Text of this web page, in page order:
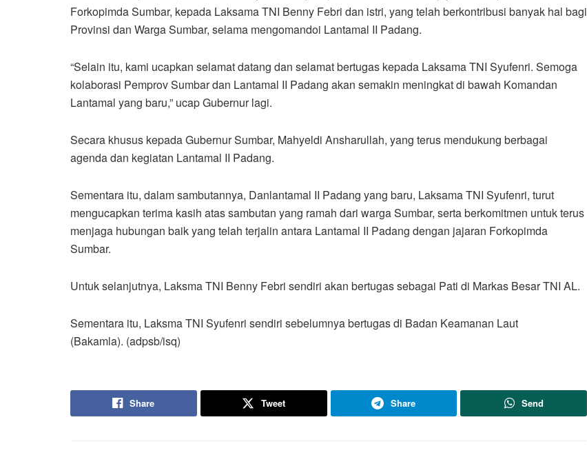
Forkopimda Sumbar, kepada Laksama TNI Benny Febri dan istri, yang telah berkontribusi banyak hal bagi
Provinsi dan Warga Sumbar, selama mengomandoi Lantamal II Padang.
“Selain itu, kami ucapkan selamat datang dan selamat bertugas kepada Laksama TNI Syufenri. Semoga
kolaborasi Pemprov Sumbar dan Lantamal II Padang akan semakin meningkat di bawah Komandan
Lantamal yang baru,” ucap Gubernur lagi.
Secara khusus kepada Gubernur Sumbar, Mahyeldi Ansharullah, yang terus mendukung berbagai
agenda dan kegiatan Lantamal II Padang.
Sementara itu, dalam sambutannya, Danlantamal II Padang yang baru, Laksama TNI Syufenri, turut
mengucapkan terima kasih atas sambutan yang ramah dari warga Sumbar, serta berkomitmen untuk terus
menjaga hubungan baik yang telah terjalin antara Lantamal II Padang dengan jajaran Forkopimda
Sumbar.
Untuk selanjutnya, Laksma TNI Benny Febri sendiri akan bertugas sebagai Pati di Markas Besar TNI AL.
Sementara itu, Laksma TNI Syufenri sendiri sebelumnya bertugas di Badan Keamanan Laut
(Bakamla). (adpsb/isq)
Share Tweet Share Send